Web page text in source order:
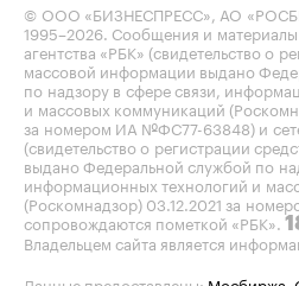
© ООО «БИЗНЕСПРЕСС», АО
1995–2026. Сообщения и
агентства «РБК» (свидетельство о
массовой информации выдано
по надзору в сфере связи,
и массовых коммуникаций
за номером ИА №ФС77-63848) и
(свидетельство о регистрации
выдано Федеральной службой по
информационных технологий и
(Роскомнадзор) 03.12.2021 за
сопровождаются пометкой «РБК».
Владельцем сайта является